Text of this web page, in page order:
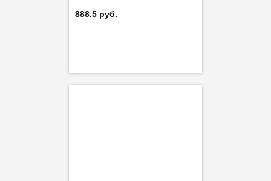
888.5 руб.